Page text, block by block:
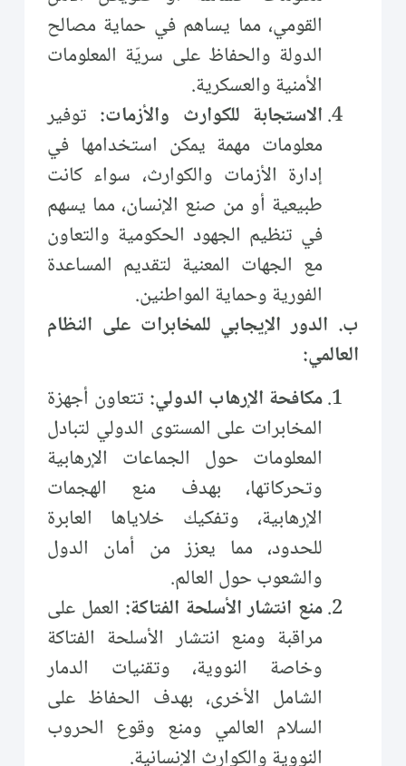
القومي، مما يساهم في حماية مصالح
الدولة والحفاظ على سريّة المعلومات
الأمنية والعسكرية.
الاستجابة للكوارث والأزمات: توفير
معلومات مهمة يمكن استخدامها في
إدارة الأزمات والكوارث، سواء كانت
طبيعية أو من صنع الإنسان، مما يسهم
في تنظيم الجهود الحكومية والتعاون
مع الجهات المعنية لتقديم المساعدة
الفورية وحماية المواطنين.
ب. الدور الإيجابي للمخابرات على النظام
العالمي:
مكافحة الإرهاب الدولي: تتعاون أجهزة
المخابرات على المستوى الدولي لتبادل
المعلومات حول الجماعات الإرهابية
وتحركاتها، بهدف منع الهجمات
الإرهابية، وتفكيك خلاياها العابرة
للحدود، مما يعزز من أمان الدول
والشعوب حول العالم.
منع انتشار الأسلحة الفتاكة: العمل على
مراقبة ومنع انتشار الأسلحة الفتاكة
وخاصة النووية، وتقنيات الدمار
الشامل الأخرى، بهدف الحفاظ على
السلام العالمي ومنع وقوع الحروب
النووية والكوارث الإنسانية.